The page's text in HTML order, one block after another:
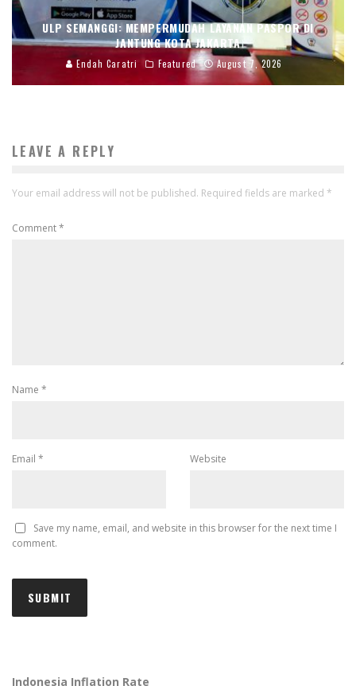
ULP SEMANGGI: MEMPERMUDAH LAYANAN PASPOR DI
JANTUNG KOTA JAKARTA
Endah Caratri Featured August 7, 2026
LEAVE A REPLY
Your email address will not be published. Required fields are marked *
Comment*
Name *
Email * Website
Save my name, email, and website in this browser for the next time I
comment.
Indonesia Inflation Rate